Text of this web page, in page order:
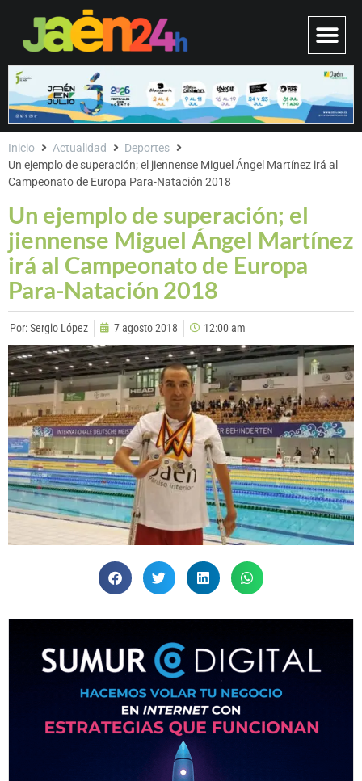
Un ejemplo de superación; el
jiennense Miguel Ángel Martínez
irá al Campeonato de Europa
Para-Natación 2018
Inicio Actualidad
Deportes
Un ejemplo de superación; el jiennense Miguel Ángel Martínez irá al
Campeonato de Europa Para-Natación 2018
Por:Sergio López 7 agosto 2018 12:00 am